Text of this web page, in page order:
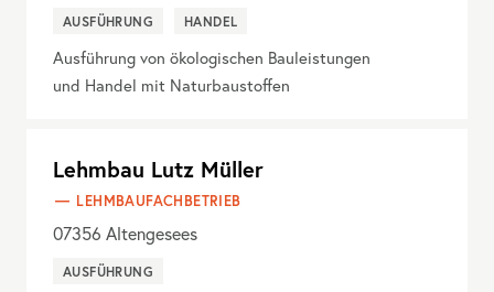
AUSFÜHRUNG HANDEL
Ausführung von ökologischen Bauleistungen
und Handel mit Naturbaustoffen
Lehmbau Lutz Müller
LEHMBAUFACHBETRIEB
07356 Altengesees
AUSFÜHRUNG